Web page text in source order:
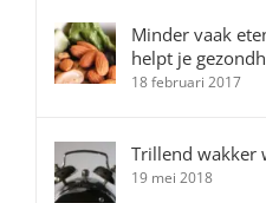
Minder vaak
helpt je
18 februari 2017
Trillend wakker
19 mei 2018